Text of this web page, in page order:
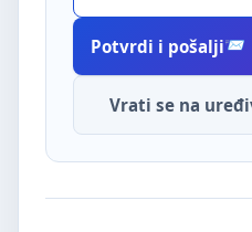
Potvrdi i pošalji
Vrati se na